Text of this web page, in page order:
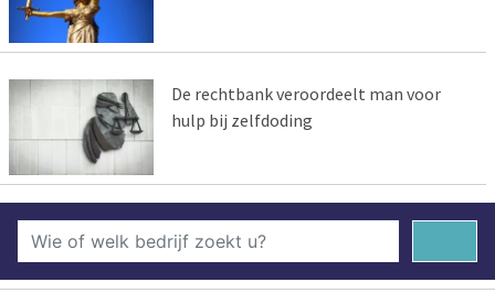
De rechtbank veroordeelt man voor
hulp bij zelfdoding